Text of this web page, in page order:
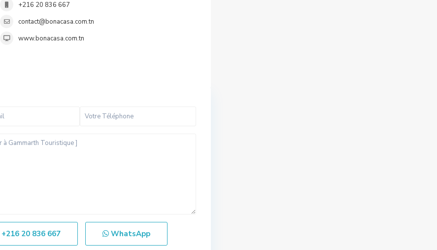
+216 20 836 667
contact@bonacasa.com.tn
www.bonacasa.com.tn
+216 20 836 667 WhatsApp